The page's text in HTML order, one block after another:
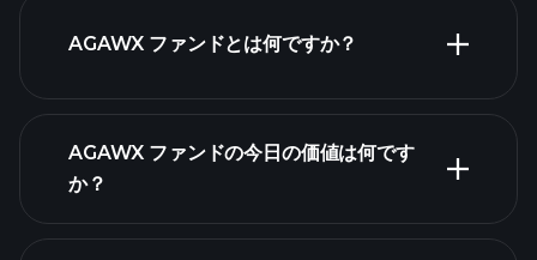
AGAWX ファンドとは何ですか？
AGAWX ファンドの今日の価値は何です
か？